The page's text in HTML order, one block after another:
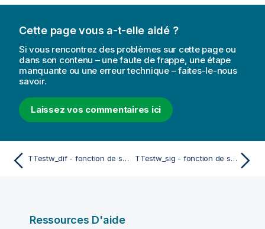
Cette page vous a-t-elle aidé ?
Si vous rencontrez des problèmes sur cette page ou
dans son contenu – une faute de frappe, une étape
manquante ou une erreur technique – faites-le-nous
savoir.
Laissez vos commentaires ici
TTestw_dif - fonction de script et fonction de graphique TTestw_sig - fonction de script et fonction de graphique
Ressources D'aide